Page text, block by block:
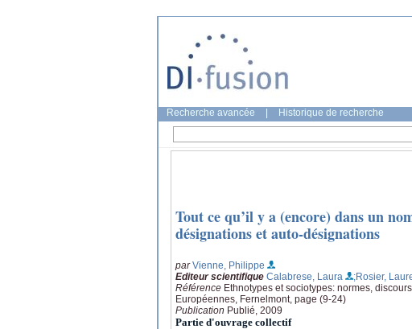
Recherche avancée Historique de recherche
Tout ce qu’il y a (encore) dans un
désignations et auto-désignations
parVienne, Philippe
Editeur scientifique Calabrese, Laura
;Rosier,
Référence Ethnotypes et sociotypes: normes,
Européennes, Fernelmont, page (9-24)
Publication Publié, 2009
Partie d'ouvrage collectif